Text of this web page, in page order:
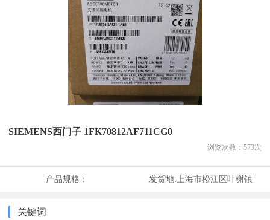
SIEMENS西门子 1FK70812AF711CG0
浏览次数： 573次
产品规格： 发货地: 上海市松江区叶榭镇
关键词